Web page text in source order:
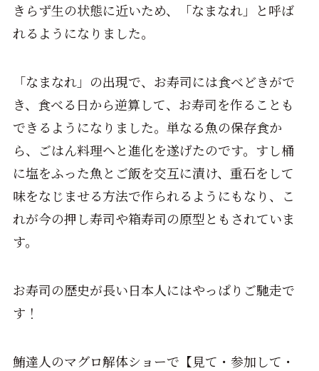
きらず生の状態に近いため、「なまなれ」と呼ば
れるようになりました。
「なまなれ」の出現で、お寿司には食べどきがで
き、食べる日から逆算して、お寿司を作ることも
できるようになりました。単なる魚の保存食か
ら、ごはん料理へと進化を遂げたのです。すし桶
に塩をふった魚とご飯を交互に漬け、重石をして
味をなじませる方法で作られるようにもなり、こ
れが今の押し寿司や箱寿司の原型ともされていま
す。
お寿司の歴史が長い日本人にはやっぱりご馳走で
す！
鮪達人のマグロ解体ショーで【見て・参加して・